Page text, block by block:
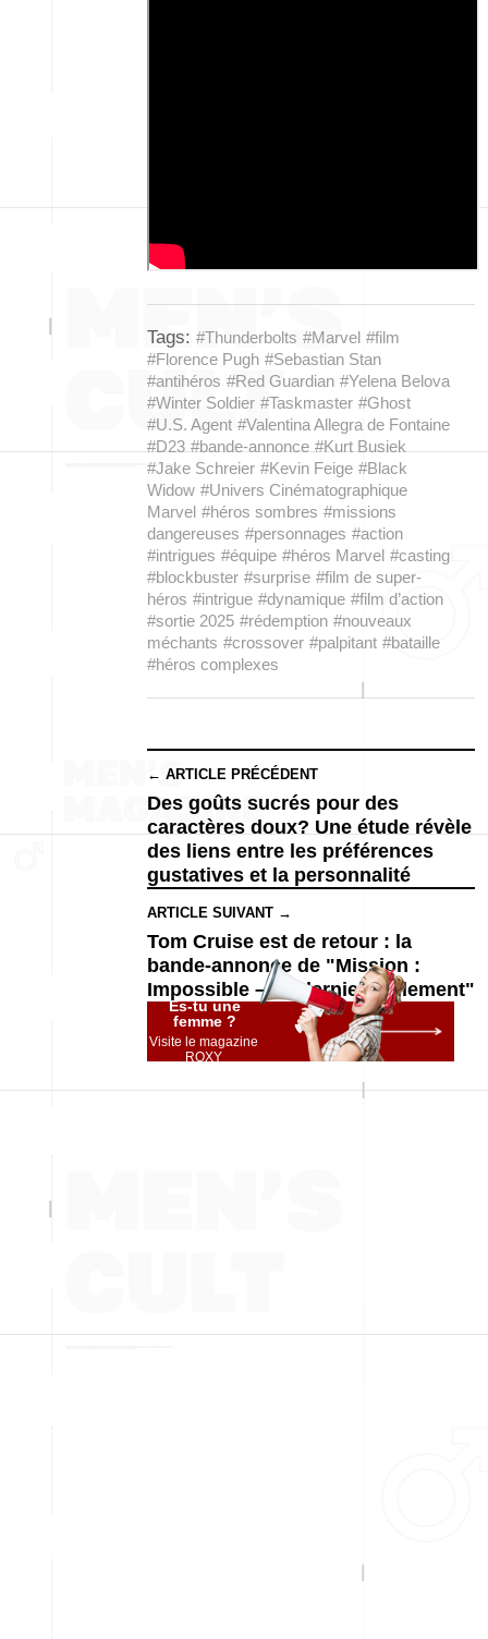
Tags: #Thunderbolts #Marvel #film
#Florence Pugh #Sebastian Stan
#antihéros #Red Guardian #Yelena Belova
#Winter Soldier #Taskmaster #Ghost
#U.S. Agent #Valentina Allegra de Fontaine
#D23 #bande-annonce #Kurt Busiek
#Jake Schreier #Kevin Feige #Black
Widow #Univers Cinématographique
Marvel #héros sombres #missions
dangereuses #personnages #action
#intrigues #équipe #héros Marvel #casting
#blockbuster #surprise #film de super-
héros #intrigue #dynamique #film d’action
#sortie 2025 #rédemption #nouveaux
méchants #crossover #palpitant #bataille
#héros complexes
← ARTICLE PRÉCÉDENT
Des goûts sucrés pour des
caractères doux? Une étude révèle
des liens entre les préférences
gustatives et la personnalité
ARTICLE SUIVANT →
Tom Cruise est de retour : la
bande-annonce de "Mission :
Impossible – Le dernier règlement"
Es-tu une
femme ?
Visite le magazine
ROXY